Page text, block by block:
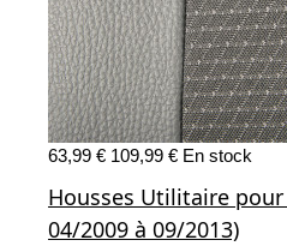
63,99 € 109,99 € En stock
Housses Utilitaire
04/2009 à 09/2013)